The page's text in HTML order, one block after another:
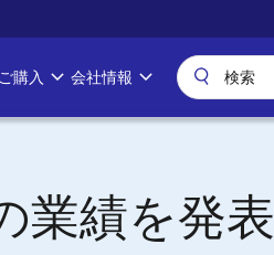
購入 会社情報
業績を発表